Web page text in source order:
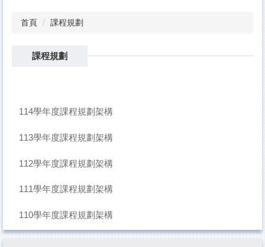
首頁 課程規劃
課程規劃
114學年度課程規劃架構
113學年度課程規劃架構
112學年度課程規劃架構
111學年度課程規劃架構
110學年度課程規劃架構